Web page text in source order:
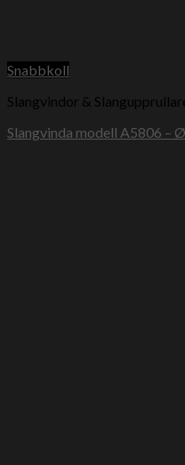
Snabbkoll
Slangvindor &
Slangvinda modell A5806 –